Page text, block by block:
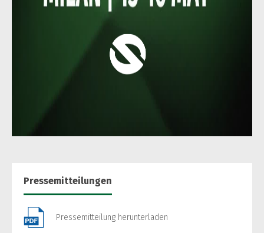
Pressemitteilungen
Pressemitteilung herunterladen